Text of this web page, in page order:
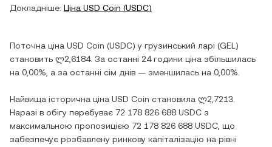
Докладніше: Ціна USD Coin (USDC)
Поточна ціна USD Coin (USDC) у грузинський ларі (GEL )
становить ლ2,6184. За останні 24 години ціна збільшилась
на 0,00% , а за останні сім днів — зменшилась на 0,00%
Найвища історична ціна USD Coin становила ლ2,7213
Наразі в обігу перебуває 72 178 826 688 USDC з
максимальною пропозицією 72 178 826 688 USDC , що
забезпечує розбавлену ринкову капіталізацію на рівні